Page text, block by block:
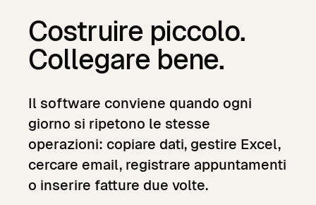
Costruire piccolo.
Collegare bene.
Il software conviene quando ogni
giorno si ripetono le stesse
operazioni: copiare dati, gestire Excel,
cercare email, registrare appuntamenti
o inserire fatture due volte.